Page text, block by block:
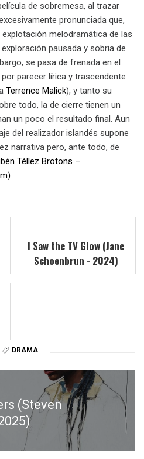
de sobremesa, al trazar
pronunciada que,
melodramática de las
pausada y sobria de
se pasa de frenada en el
parecer lírica y trascendente
Terrence Malick), y tanto su
todo, la de cierre tienen un
un poco el resultado final. Aun
del realizador islandés supone
narrativa pero, ante todo, de
Téllez Brotons –
I Saw the TV Glow (Jane
Schoenbrun - 2024)
DRAMA
(Steven